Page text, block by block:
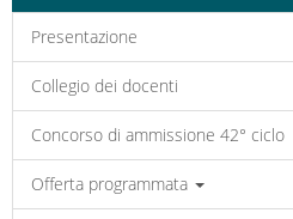
Presentazione
Collegio dei docenti
Concorso di ammissione 42° ciclo
Offerta programmata